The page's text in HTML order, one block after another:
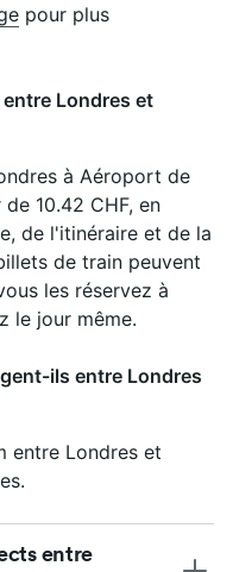
pour plus
Londres et
à Aéroport de
10.42 CHF, en
de l'itinéraire et de la
de train peuvent
les réservez à
le jour même.
ils entre Londres
entre Londres et
entre